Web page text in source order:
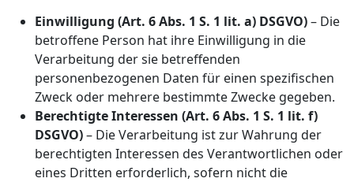
Einwilligung (Art. 6 Abs. 1 S. 1 lit. a) DSGVO)– Die
betroffene Person hat ihre Einwilligung in die
Verarbeitung der sie betreffenden
personenbezogenen Daten für einen spezifischen
Zweck oder mehrere bestimmte Zwecke gegeben.
Berechtigte Interessen (Art. 6 Abs. 1 S. 1 lit. f)
DSGVO)– Die Verarbeitung ist zur Wahrung der
berechtigten Interessen des Verantwortlichen oder
eines Dritten erforderlich, sofern nicht die